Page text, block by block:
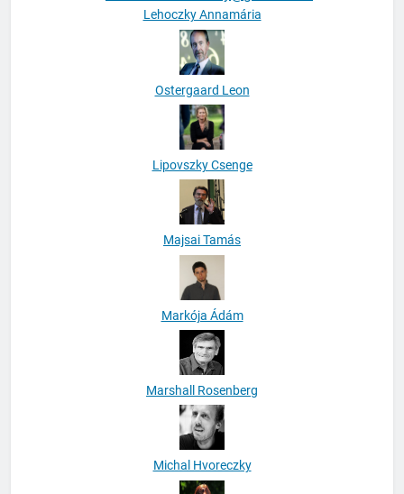
Lehoczky Annamária
Ostergaard Leon
Lipovszky Csenge
Majsai Tamás
Markója Ádám
Marshall Rosenberg
Michal Hvoreczky